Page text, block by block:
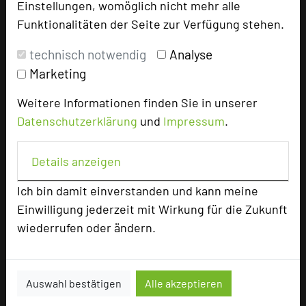
Einstellungen, womöglich nicht mehr alle
Funktionalitäten der Seite zur Verfügung stehen.
technisch notwendig
Analyse
Marketing
Weitere Informationen finden Sie in unserer
Datenschutzerklärung und Impressum.
Details anzeigen
Ich bin damit einverstanden und kann meine
Einwilligung jederzeit mit Wirkung für die Zukunft
wiederrufen oder ändern.
Auswahl bestätigen Alle akzeptieren
Landhaus Bärenmühle
Zufahrt über Lengeltalstraße
35110 Ellershausen
phone +49 6455 75904-0